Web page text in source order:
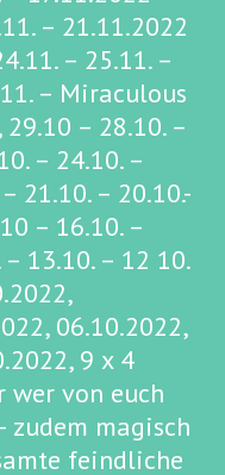
– 21.11.2022
– 25.11. –
– Miraculous
– 28.10. –
– 24.10. –
21.10. – 20.10.-
– 16.10. –
13.10. – 12 10.
06.10.2022,
9 x 4
wer von euch
zudem magisch
feindliche